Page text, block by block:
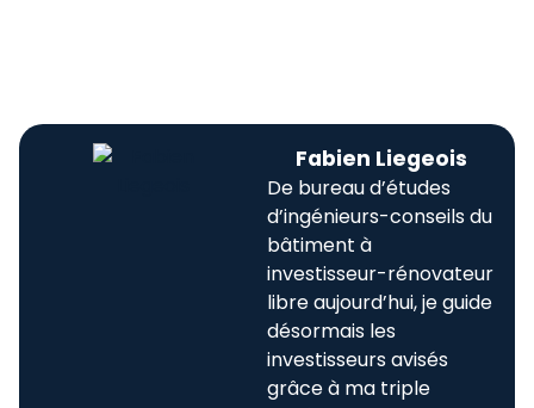
Fabien Liegeois
De bureau d’études
d’ingénieurs-conseils du
bâtiment à
investisseur-rénovateur
libre aujourd’hui, je guide
désormais les
investisseurs avisés
grâce à ma triple